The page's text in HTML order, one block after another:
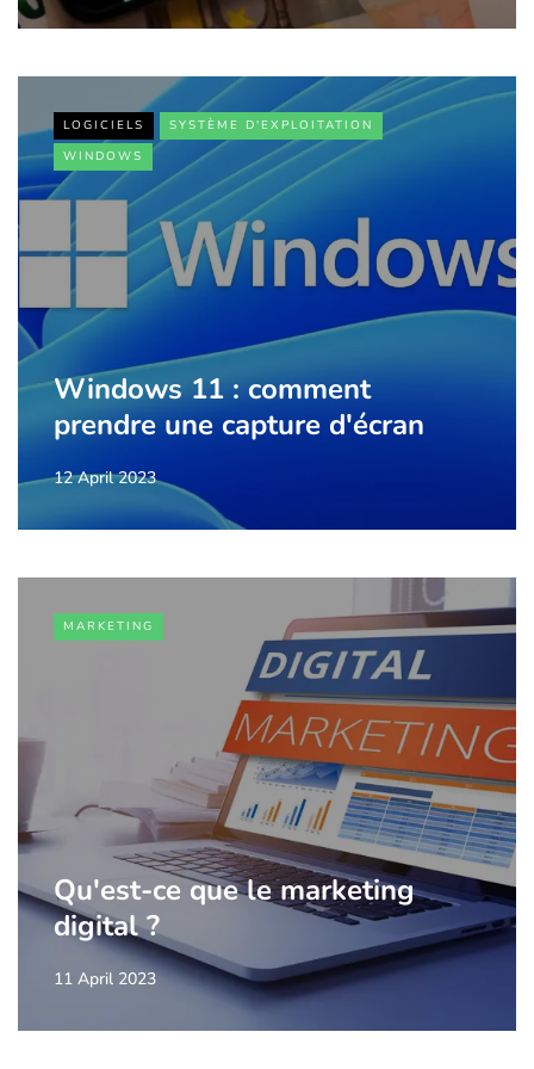
LOGICIELS
SYSTÈME D'EXPLOITATION
WINDOWS
Windows 11 : comment
prendre une capture d'écran
12 April 2023
MARKETING
Qu'est-ce que le marketing
digital ?
11 April 2023